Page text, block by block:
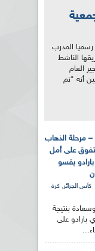
المدرب
الناشط
العام
أنه "تم
– مرحلة الذهاب
على أمل
يقسو
كأس الجزائر, كرة
بنتيجة
فاز نادي بارادو على